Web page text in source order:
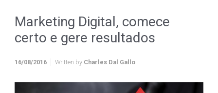
Marketing Digital, comece
certo e gere resultados
16/08/2016 Written by Charles Dal Gallo